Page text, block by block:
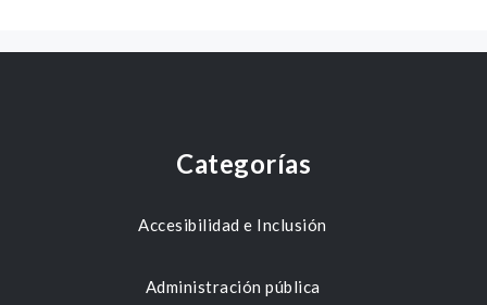
Categorías
Accesibilidad e Inclusión
Administración pública